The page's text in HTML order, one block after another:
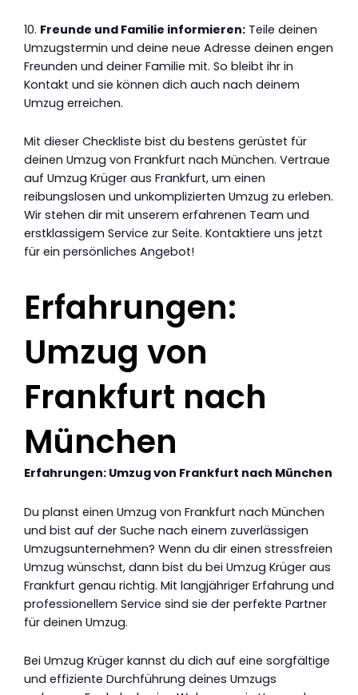
10. Freunde und Familie informieren: Teile deinen
Umzugstermin und deine neue Adresse deinen engen
Freunden und deiner Familie mit. So bleibt ihr in
Kontakt und sie können dich auch nach deinem
Umzug erreichen.
Mit dieser Checkliste bist du bestens gerüstet für
deinen Umzug von Frankfurt nach München. Vertraue
auf Umzug Krüger aus Frankfurt, um einen
reibungslosen und unkomplizierten Umzug zu erleben.
Wir stehen dir mit unserem erfahrenen Team und
erstklassigem Service zur Seite. Kontaktiere uns jetzt
für ein persönliches Angebot!
Erfahrungen:
Umzug von
Frankfurt nach
München
Erfahrungen: Umzug von Frankfurt nach München
Du planst einen Umzug von Frankfurt nach München
und bist auf der Suche nach einem zuverlässigen
Umzugsunternehmen? Wenn du dir einen stressfreien
Umzug wünschst, dann bist du bei Umzug Krüger aus
Frankfurt genau richtig. Mit langjähriger Erfahrung und
professionellem Service sind sie der perfekte Partner
für deinen Umzug.
Bei Umzug Krüger kannst du dich auf eine sorgfältige
und effiziente Durchführung deines Umzugs